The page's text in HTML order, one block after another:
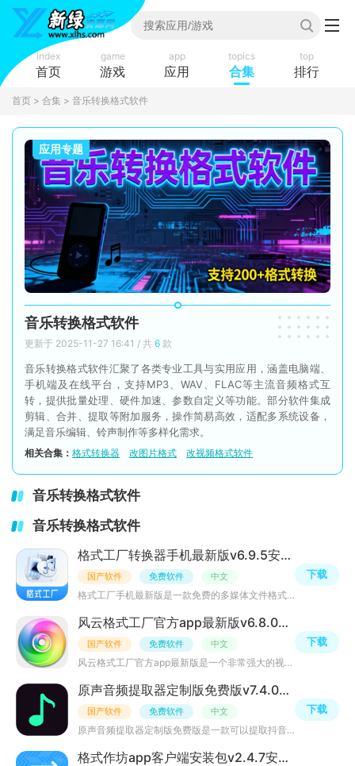
index
首页
game
游戏
app
应用
topics
合集
top
排行
首页 > 合集 > 音乐转换格式软件
应用专题
音乐转换格式软件
更新于 2025-11-27 16:41 / 共 6 款
音乐转换格式软件汇聚了各类专业工具与实用应用，涵盖电脑端、
手机端及在线平台，支持MP3、WAV、FLAC等主流音频格式互
转，提供批量处理、硬件加速、参数自定义等功能。部分软件集成
剪辑、合并、提取等附加服务，操作简易高效，适配多系统设备，
满足音乐编辑、铃声制作等多样化需求。
相关合集： 格式转换器 改图片格式 改视频格式软件
音乐转换格式软件
音乐转换格式软件
格式工厂转换器手机最新版v6.9.5安卓版
国产软件 免费软件 中文
格式工厂手机最新版是一款免费的多媒体文件格式转换软件，可以将视频、音频、图片、文档等文件进行格式转换
下载
风云格式工厂官方app最新版v6.8.0安卓手机版
国产软件 免费软件 中文
风云格式工厂官方app最新版是一个非常强大的视频转化工具，能够将你手机中的视频进行格式转换，能够识别多种
下载
原声音频提取器定制版免费版v7.4.0手机版
国产软件 免费软件 中文
原声音频提取器定制版免费版是一款可以提取抖音音频的手机应用，与快手音频提取软件功能类似，均可实现短视
下载
格式作坊app客户端安装包v2.4.7安卓版